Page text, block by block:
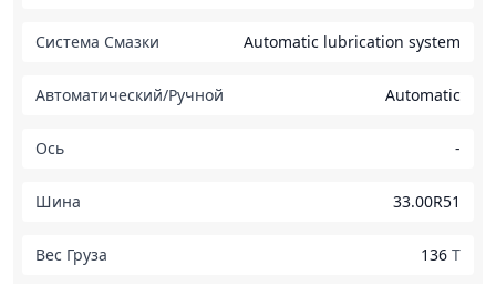
Система Смазки Automatic lubrication system
Автоматический/Ручной Automatic
Ось -
Шина 33.00R51
Вес Груза 136 T